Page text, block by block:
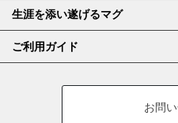
生涯を添い遂げるマグ
ご利用ガイド
お問